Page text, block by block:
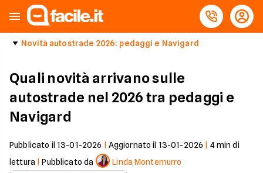
Novità autostrade 2026: pedaggi e Navigard
Quali novità arrivano sulle
autostrade nel 2026 tra pedaggi e
Navigard
Pubblicato il 13-01-2026 Aggiornato il 13-01-2026 4min di
lettura |Pubblicato da
Linda Montemurro